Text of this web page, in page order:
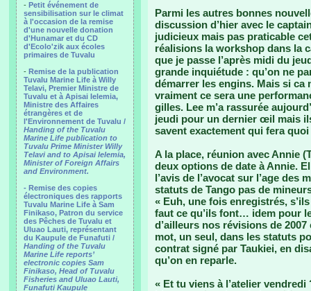
- Petit événement de
sensibilisation sur le climat
à l'occasion de la remise
d'une nouvelle donation
d'Hunamar et du CD
d'Ecolo'zik aux écoles
primaires de Tuvalu
- Remise de la publication
Tuvalu Marine Life à Willy
Telavi, Premier Ministre de
Tuvalu et à Apisai Ielemia,
Ministre des Affaires
étrangères et de
l'Environnement de Tuvalu /
Handing of the Tuvalu
Marine Life publication to
Tuvalu Prime Minister Willy
Telavi and to Apisai Ielemia,
Minister of Foreign Affairs
and Environment.
- Remise des copies
électroniques des rapports
Tuvalu Marine Life à Sam
Finikaso, Patron du service
des Pêches de Tuvalu et
Uluao Lauti, représentant
du Kaupule de Funafuti /
Handing of the Tuvalu
Marine Life reports’
electronic copies Sam
Finikaso, Head of Tuvalu
Fisheries and Uluao Lauti,
Funafuti Kaupule
Parmi les autres bonnes
discussion d’hier avec le
judicieux mais pas praticable
réalisions la workshop dans la
que je passe l’après midi du
grande inquiétude : qu’on ne
démarrer les engins. Mais si ca
vraiment ce sera une
gilles. Lee m’a rassurée
jeudi pour un dernier œil mais
savent exactement qui fera
A la place, réunion avec Annie
deux options de date à Annie.
l’avis de l’avocat sur l’age des
statuts de Tango pas de
« Euh, une fois enregistrés,
faut ce qu’ils font… idem pour
d’ailleurs nos révisions de
mot, un seul, dans les statuts
contrat signé par Taukiei, en
qu’on en reparle.
« Et tu viens à l’atelier vendredi